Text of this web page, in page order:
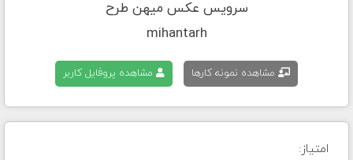
سرویس عکس میهن طرح
mihantarh
مشاهده نمونه کارها مشاهده پروفایل کاربر
امتیاز: